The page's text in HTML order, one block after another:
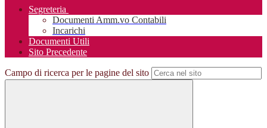
Segreteria
Documenti Amm.vo Contabili
Incarichi
Documenti Utili
Sito Precedente
Campo di ricerca per le pagine del sito